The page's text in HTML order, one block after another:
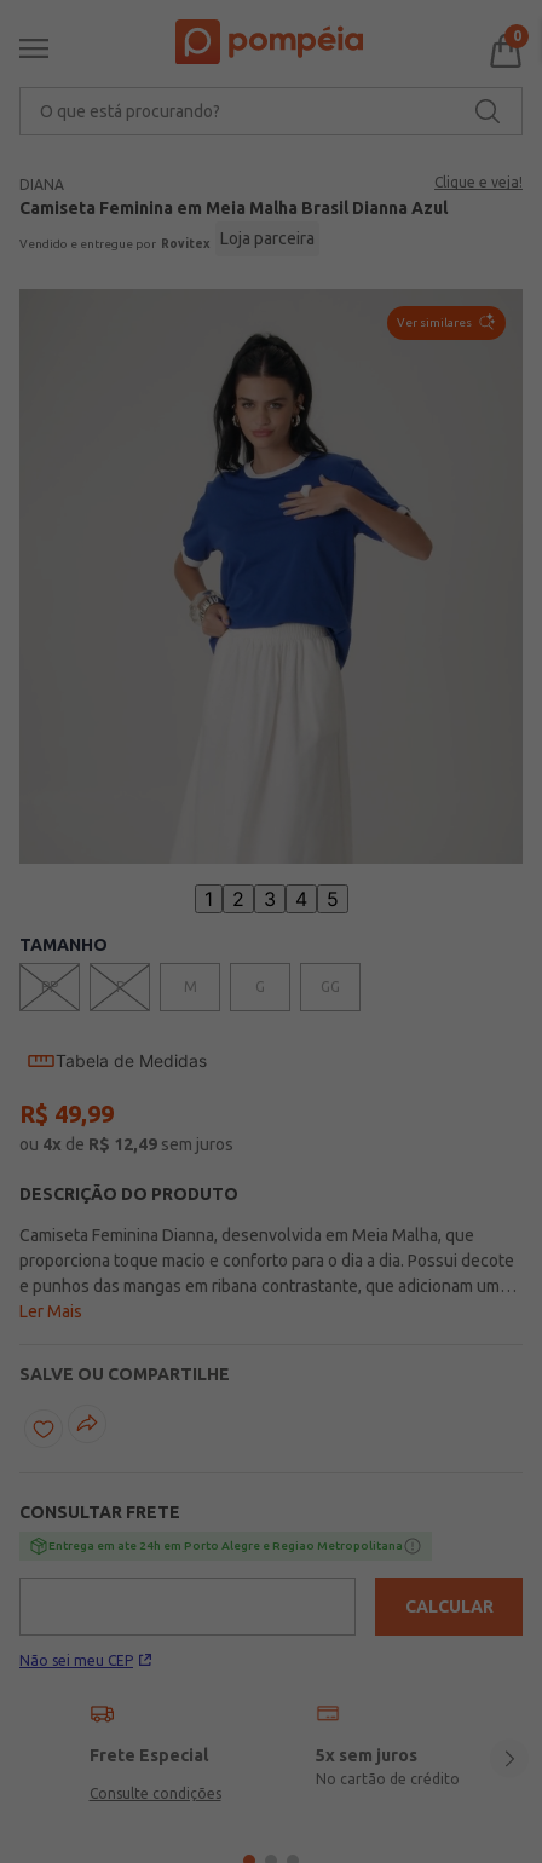
0
DIANA Clique e veja!
Camiseta Feminina em Meia Malha Brasil Dianna Azul
Rovitex Loja parceira
Ver similares
1 2 3 4 5
TAMANHO
PP P M G GG
Tabela de Medidas
R$ 49,99
ou 4x de R$ 12,49 sem juros
DESCRIÇÃO DO PRODUTO
Camiseta Feminina Dianna, desenvolvida em Meia Malha, que
proporciona toque macio e conforto para o dia a dia. Possui decote
e punhos das mangas em ribana contrastante, que adicionam um
detalhe moderno ao visual. Conta com estampa localizada na parte
da Copa, demonstrar todo o seu orgulho e torcer pela Seleção com
muito estilo, conforto e energia em cada jogo.
Ler Mais
SALVE OU COMPARTILHE
CONSULTAR FRETE
Entrega em ate 24h em Porto Alegre e Regiao Metropolitana
Não sei meu CEP
CALCULAR
Frete Especial
Consulte condições
5x sem juros
No cartão de crédito